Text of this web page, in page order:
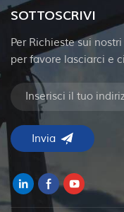
SOTTOSCRIVI
Per Richieste sui
per favore lasciarci e